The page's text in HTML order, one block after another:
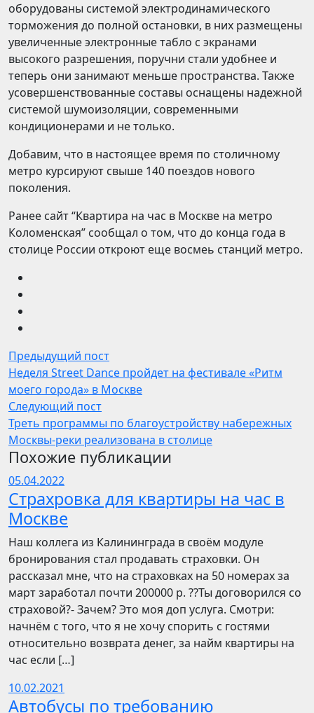
оборудованы системой электродинамического
торможения до полной остановки, в них размещены
увеличенные электронные табло с экранами
высокого разрешения, поручни стали удобнее и
теперь они занимают меньше пространства. Также
усовершенствованные составы оснащены надежной
системой шумоизоляции, современными
кондиционерами и не только.
Добавим, что в настоящее время по столичному
метро курсируют свыше 140 поездов нового
поколения.
Ранее сайт “Квартира на час в Москве на метро
Коломенская” сообщал о том, что до конца года в
столице России откроют еще восмеь станций метро.
Предыдущий пост
Неделя Street Dance пройдет на фестивале «Ритм
моего города» в Москве
Следующий пост
Треть программы по благоустройству набережных
Москвы‑реки реализована в столице
Похожие публикации
05.04.2022
Страхровка для квартиры на час в
Москве
Наш коллега из Калининграда в своём модуле
бронирования стал продавать страховки. Он
рассказал мне, что на страховках на 50 номерах за
март заработал почти 200000 р. ??Ты договорился со
страховой?- Зачем? Это моя доп услуга. Смотри:
начнём с того, что я не хочу спорить с гостями
относительно возврата денег, за найм квартиры на
час если […]
10.02.2021
Автобусы по требованию